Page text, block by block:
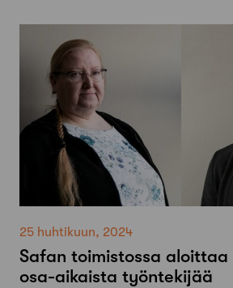
25 huhtikuun, 2024
Safan toimistossa aloittaa
osa-aikaista työntekijää